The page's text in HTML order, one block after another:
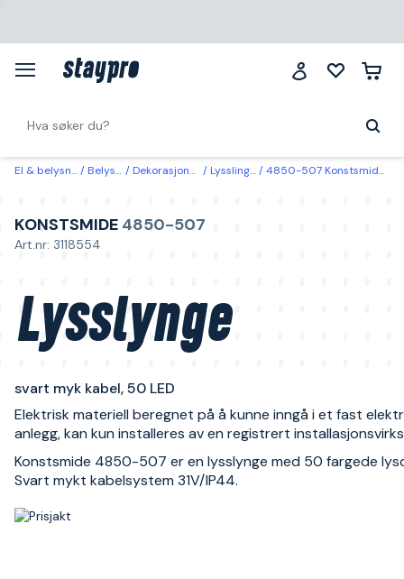
El & belysning Belysning Dekorasjonsbelysning Lysslinger & lysnett 4850-507 Konstsmide Lysslynge svart myk kabel, 50 LED Farget
KONSTSMIDE 4850-507
Art.nr: 3118554
Lysslynge
svart myk kabel, 50 LED
Elektrisk materiell beregnet på å kunne inngå i et fast
anlegg, kan kun installeres av en registrert
Konstsmide 4850-507 er en lysslynge med 50 fargede
Svart mykt kabelsystem 31V/IP44.